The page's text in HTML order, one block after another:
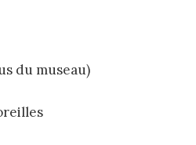
du museau)